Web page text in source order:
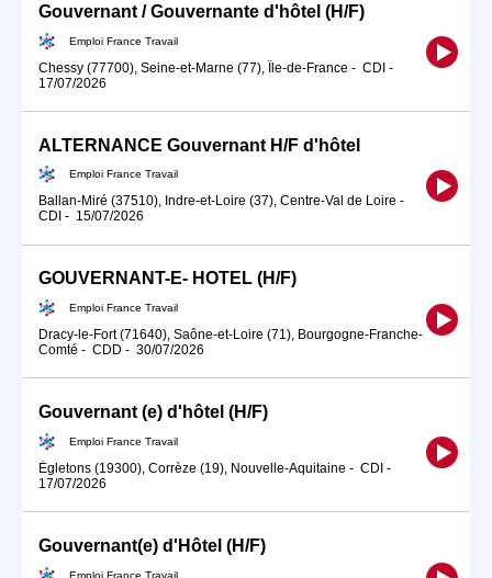
Gouvernant / Gouvernante d'hôtel (H/F)
Emploi France Travail
Chessy (77700), Seine-et-Marne (77), Île-de-France - CDI -
17/07/2026
ALTERNANCE Gouvernant H/F d'hôtel
Emploi France Travail
Ballan-Miré (37510), Indre-et-Loire (37), Centre-Val de Loire -
CDI - 15/07/2026
GOUVERNANT-E- HOTEL (H/F)
Emploi France Travail
Dracy-le-Fort (71640), Saône-et-Loire (71), Bourgogne-Franche-
Comté - CDD - 30/07/2026
Gouvernant (e) d'hôtel (H/F)
Emploi France Travail
Égletons (19300), Corrèze (19), Nouvelle-Aquitaine - CDI -
17/07/2026
Gouvernant(e) d'Hôtel (H/F)
Emploi France Travail